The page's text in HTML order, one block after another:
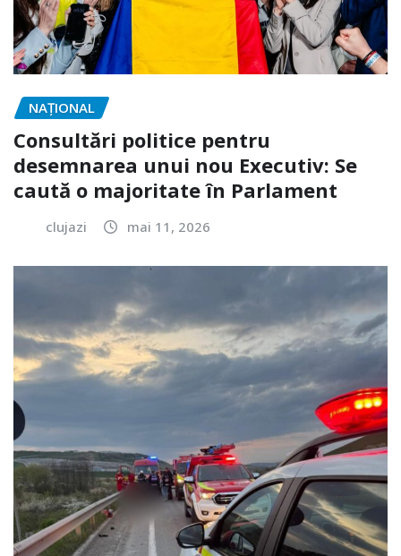
NAŢIONAL
Consultări politice pentru
desemnarea unui nou Executiv: Se
caută o majoritate în Parlament
clujazi mai 11, 2026